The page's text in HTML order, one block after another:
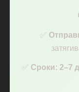
✅
✅ Сроки: 2–7